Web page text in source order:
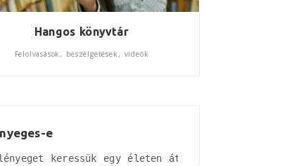
Hangos könyvtár
Felolvasások, beszélgetések, videók
e
keressük egy életen át